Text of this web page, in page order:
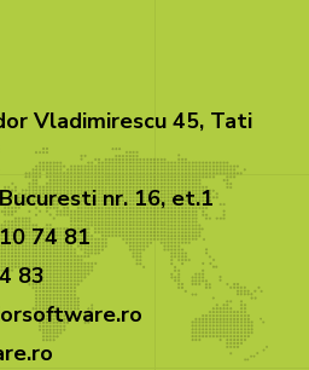
Vladimirescu 45, Tati
nr. 16, et.1
74 81
83